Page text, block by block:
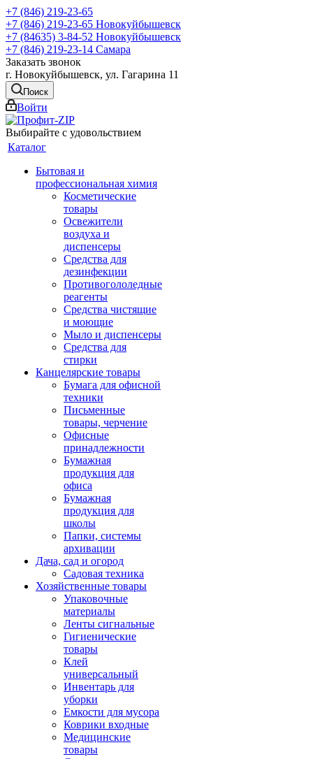
+7 (846) 219-23-65
+7 (846) 219-23-65 Новокуйбышевск
+7 (84635) 3-84-52 Новокуйбышевск
+7 (846) 219-23-14 Самара
Заказать звонок
г. Новокуйбышевск, ул. Гагарина 11
Поиск
Войти
Выбирайте с удовольствием
Каталог
Бытовая и
профессиональная химия
Косметические
товары
Освежители
воздуха и
диспенсеры
Средства для
дезинфекции
Противогололедные
реагенты
Средства чистящие
и моющие
Мыло и диспенсеры
Средства для
стирки
Канцелярские товары
Бумага для офисной
техники
Письменные
товары, черчение
Офисные
принадлежности
Бумажная
продукция для
офиса
Бумажная
продукция для
школы
Папки, системы
архивации
Дача, сад и огород
Садовая техника
Хозяйственные товары
Упаковочные
материалы
Ленты сигнальные
Гигиенические
товары
Клей
универсальный
Инвентарь для
уборки
Емкости для мусора
Коврики входные
Медицинские
товары